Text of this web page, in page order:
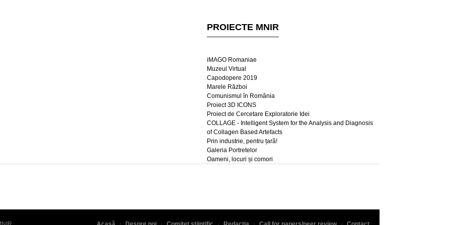
PROIECTE MNIR
iMAGO Romaniae
Muzeul Virtual
Capodopere 2019
Marele Război
Comunismul în România
Proiect 3D ICONS
Proiect de Cercetare Exploratorie Idei
COLLAGE - Intelligent System for the Analysis and Diagnosis
of Collagen Based Artefacts
Prin industrie, pentru țară!
Galeria Portretelor
Oameni, locuri și comori